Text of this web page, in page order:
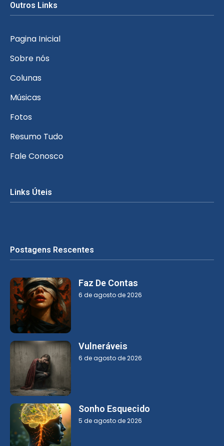
Outros Links
Pagina Inicial
Sobre nós
Colunas
Músicas
Fotos
Resumo Tudo
Fale Conosco
Links Úteis
Postagens Rescentes
Faz De Contas
6 de agosto de 2026
Vulneráveis
6 de agosto de 2026
Sonho Esquecido
5 de agosto de 2026